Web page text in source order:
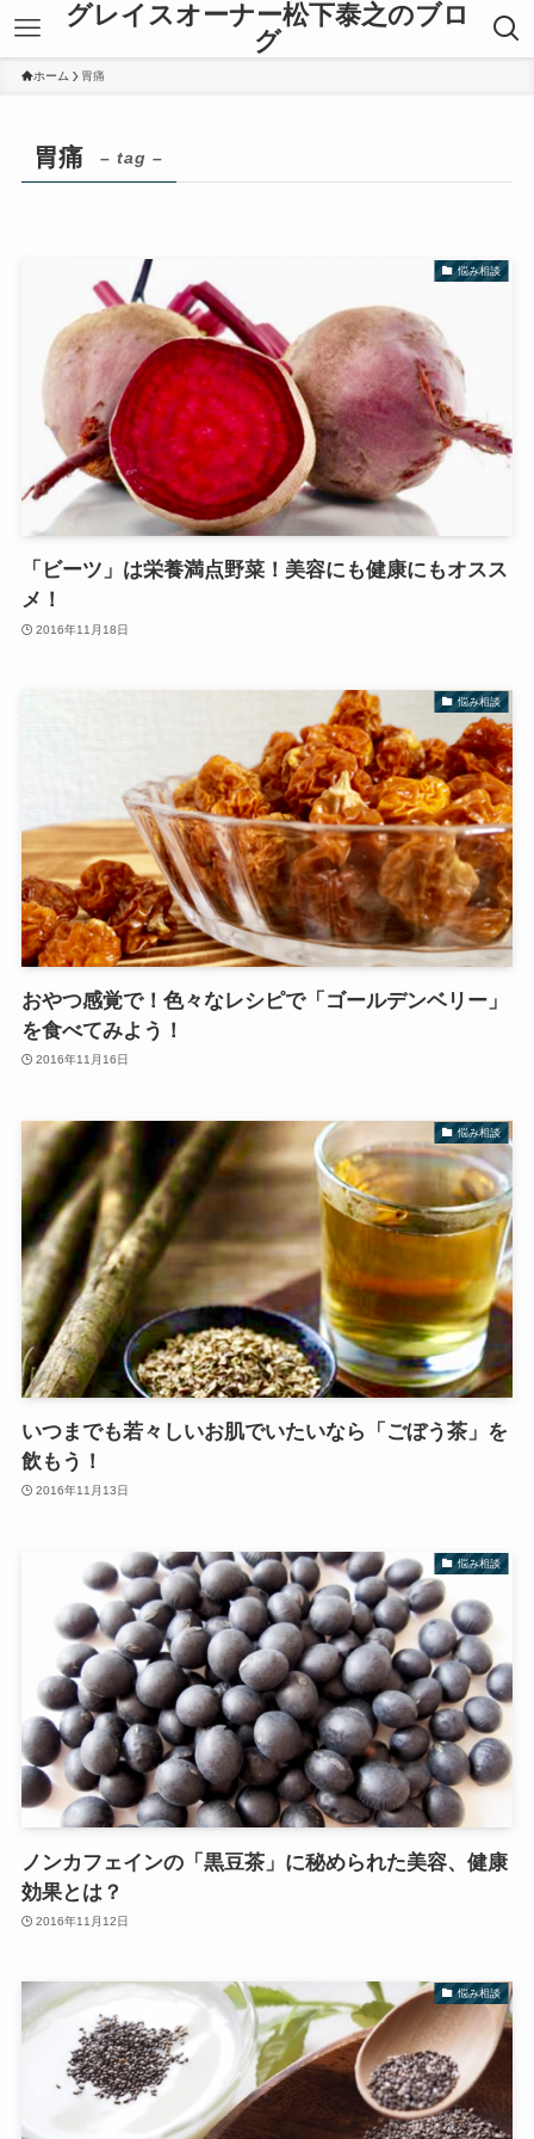
グレイスオーナー松下泰之のブロ
グ
ホーム 胃痛
胃痛 – tag –
悩み相談
「ビーツ」は栄養満点野菜！美容にも健康にもオスス
メ！
2016年11月18日
悩み相談
おやつ感覚で！色々なレシピで「ゴールデンベリー」
を食べてみよう！
2016年11月16日
悩み相談
いつまでも若々しいお肌でいたいなら「ごぼう茶」を
飲もう！
2016年11月13日
悩み相談
ノンカフェインの「黒豆茶」に秘められた美容、健康
効果とは？
2016年11月12日
悩み相談